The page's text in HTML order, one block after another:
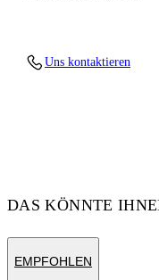
Uns kontaktieren
DAS KÖNNTE
EMPFOHLEN